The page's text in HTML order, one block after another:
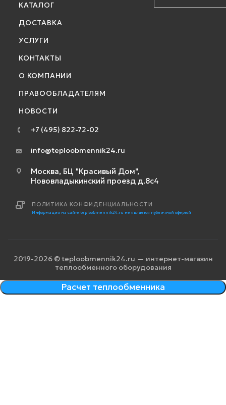
КАТАЛОГ
ДОСТАВКА
УСЛУГИ
КОНТАКТЫ
О КОМПАНИИ
ПРАВООБЛАДАТЕЛЯМ
НОВОСТИ
+7 (495) 822-72-02
info@teploobmennik24.ru
Москва, БЦ "Красивый Дом",
Нововладыкинский проезд д.8с4
ПОЛИТИКА КОНФИДЕНЦИАЛЬНОСТИ
Информация на сайте teploobmennik24.ru не является публичной офертой
2019-2026 © teploobmennik24.ru — интернет-магазин
теплообменного оборудования
Расчет теплообменника